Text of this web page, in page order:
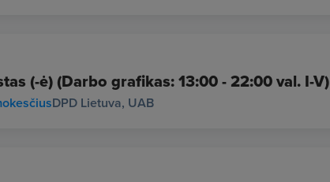
(-ė) (Darbo grafikas: 13:00 - 22:00 val. I-V)
DPD Lietuva, UAB